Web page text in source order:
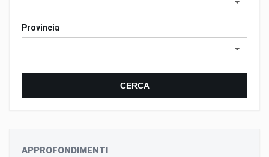
Provincia
CERCA
APPROFONDIMENTI